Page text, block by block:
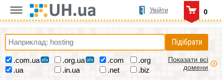
0
Увійти
Підібрати
.com.ua .org.ua .com
.org
.ua
.in.ua .net .biz
Показати всі
домени